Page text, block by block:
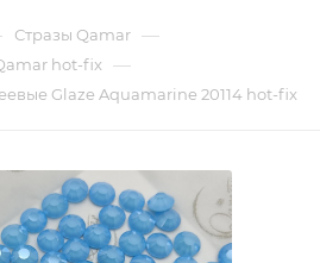
Стразы Qamar —
hot-fix —
Glaze Aquamarine 20114 hot-fix